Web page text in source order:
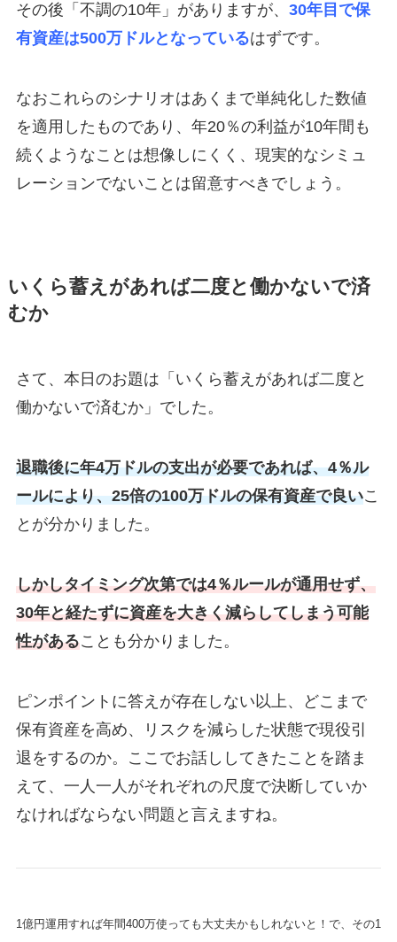
その後「不調の10年」がありますが、 30年目で保
有資産は500万ドルとなっているはずです。
なおこれらのシナリオはあくまで単純化した数値
を適用したものであり、年20％の利益が10年間も
続くようなことは想像しにくく、現実的なシミュ
レーションでないことは留意すべきでしょう。
いくら蓄えがあれば二度と働かないで済
むか
さて、本日のお題は「いくら蓄えがあれば二度と
働かないで済むか」でした。
退職後に年4万ドルの支出が必要であれば、4％ル
ールにより、25倍の100万ドルの保有資産で良いこ
とが分かりました。
しかしタイミング次第では4％ルールが通用せず、
30年と経たずに資産を大きく減らしてしまう可能
性があることも分かりました。
ピンポイントに答えが存在しない以上、どこまで
保有資産を高め、リスクを減らした状態で現役引
退をするのか。ここでお話ししてきたことを踏ま
えて、一人一人がそれぞれの尺度で決断していか
なければならない問題と言えますね。
1億円運用すれば年間400万使っても大丈夫かもしれないと！で、その1